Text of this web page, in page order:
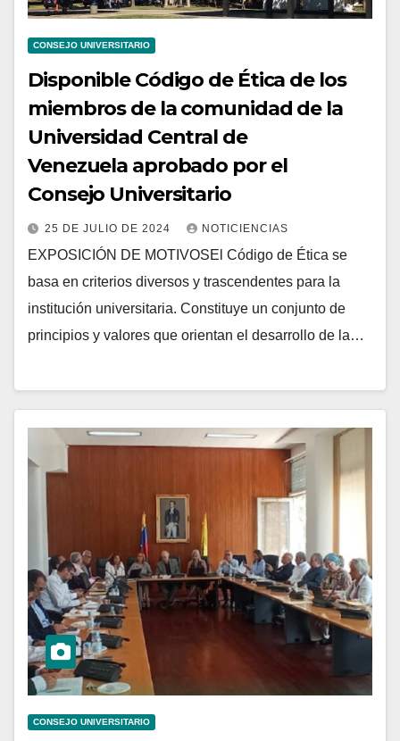
CONSEJO UNIVERSITARIO
Disponible Código de Ética de los
miembros de la comunidad de la
Universidad Central de
Venezuela aprobado por el
Consejo Universitario
25 DE JULIO DE 2024 NOTICIENCIAS
EXPOSICIÓN DE MOTIVOSEl Código de Ética se
basa en criterios diversos y trascendentes para la
institución universitaria. Constituye un conjunto de
principios y valores que orientan el desarrollo de la…
CONSEJO UNIVERSITARIO